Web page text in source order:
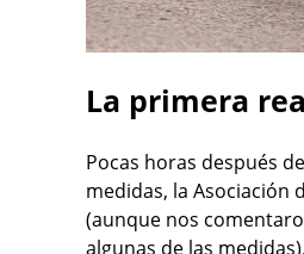
La primera
Pocas horas después
medidas, la Asociación
(aunque nos
algunas de las